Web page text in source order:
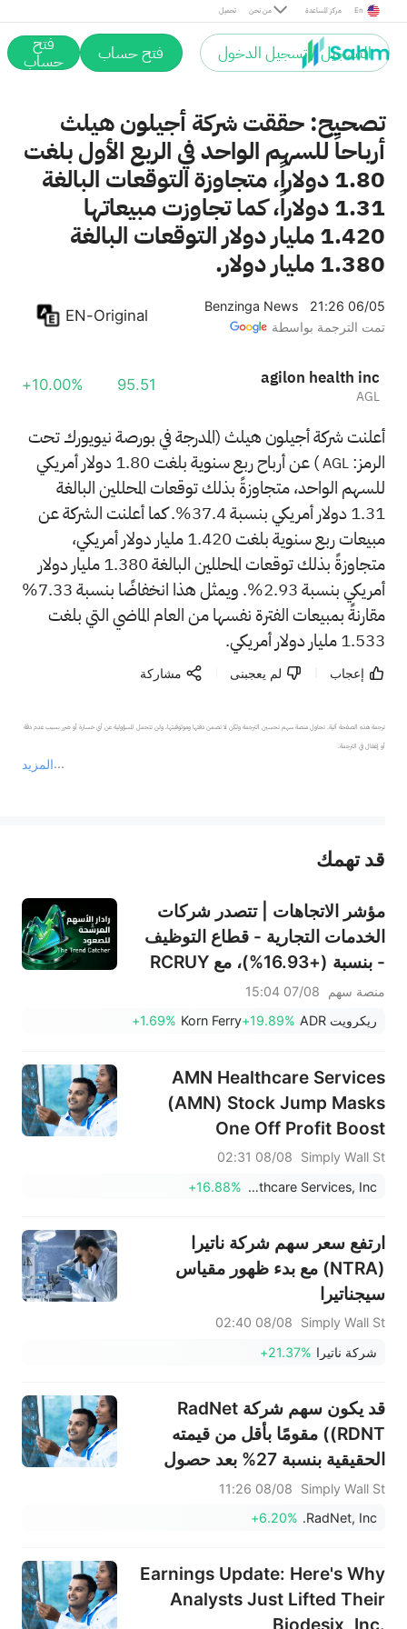
تحميل من نحن مركز المساعدة En
التسجيل / تسجيل الدخول فتح حساب فتح
حساب
تصحيح: حققت شركة أجيلون هيلث
أرباحاً للسهم الواحد في الربع الأول بلغت
1.80 دولاراً، متجاوزة التوقعات البالغة
1.31 دولاراً، كما تجاوزت مبيعاتها
1.420 مليار دولار التوقعات البالغة
1.380 مليار دولار.
Benzinga News
21:26 06/05
تمت الترجمة بواسطة
EN-Original
agilon health inc
AGL
95.51
+10.00%
أعلنت شركة أجيلون هيلث (المدرجة في بورصة نيويورك تحت
الرمز: AGL
) عن أرباح ربع سنوية بلغت 1.80 دولار أمريكي
للسهم الواحد، متجاوزةً بذلك توقعات المحللين البالغة
1.31 دولار أمريكي بنسبة 37.4%. كما أعلنت الشركة عن
مبيعات ربع سنوية بلغت 1.420 مليار دولار أمريكي،
متجاوزةً بذلك توقعات المحللين البالغة 1.380 مليار دولار
أمريكي بنسبة 2.93%. ويمثل هذا انخفاضًا بنسبة 7.33%
مقارنةً بمبيعات الفترة نفسها من العام الماضي التي بلغت
1.533 مليار دولار أمريكي.
إعجاب لم يعجبنى مشاركة
المزيد
ترجمة هذه الصفحة آلية. تحاول منصة سهم تحسين الترجمة ولكن لا تضمن دقتها وموثوقيتها، ولن تتحمل المسؤولية عن أي خسارة أو ضرر بسبب عدم دقة
أو إغفال في الترجمة.
عند الضرورة، يرجى استشارة مستشار استثمار محترف. لا تقدم منصة سهم أي مشورة استثمارية، ولا تقدم أي التزامات أو ضمانات.
قد تهمك
مؤشر الاتجاهات | تتصدر شركات
الخدمات التجارية - قطاع التوظيف
- بنسبة (+16.93%)، مع RCRUY
أسهم HALO وNET وFAST
اختراقات سعرية.
منصة سهم
07/08 15:04
ريكرويت ADR
+19.89%
Korn Ferry
+1.69%
AMN Healthcare Services
(AMN) Stock Jump Masks
One Off Profit Boost
Simply Wall St
08/08 02:31
AMN Healthcare Services, Inc.
+16.88%
ارتفع سعر سهم شركة ناتيرا
(NTRA) مع بدء ظهور مقياس
سيجناتيرا
Simply Wall St
08/08 02:40
شركة ناتيرا +21.37%
قد يكون سهم شركة RadNet
(RDNT) مقومًا بأقل من قيمته
الحقيقية بنسبة 27% بعد حصول
تقنية الموجات فوق الصوتية
المدعومة بالذكاء الاصطناعي على
Simply Wall St
08/08 11:26
RadNet, Inc.
+6.20%
Earnings Update: Here's Why
Analysts Just Lifted Their